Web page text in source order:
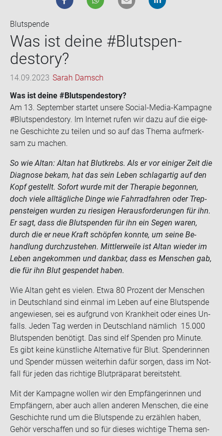
Blutspende
Was ist deine #Blut­spen­
desto­ry?
14.09.2023 Sarah Damsch
Was ist deine #Blut­spen­desto­ry?
Am 13. Sep­tem­ber star­tet un­se­re Social-​Media-Kampagne
#Blut­spen­desto­ry. Im In­ter­net rufen wir dazu auf die ei­ge­
ne Ge­schich­te zu tei­len und so auf das Thema auf­merk­
sam zu ma­chen.
So wie Altan: Altan hat Blut­krebs. Als er vor ei­ni­ger Zeit die
Dia­gno­se bekam, hat das sein Leben schlag­ar­tig auf den
Kopf ge­stellt. So­fort wurde mit der The­ra­pie be­gon­nen,
doch viele all­täg­li­che Dinge wie Fahr­rad­fah­ren oder Trep­
pen­stei­gen wur­den zu rie­si­gen Her­aus­for­de­run­gen für ihn.
Er sagt, dass die Blut­spen­den für ihn ein Segen waren,
durch die er neue Kraft schöp­fen konn­te, um seine Be­
hand­lung durch­zu­ste­hen. Mitt­ler­wei­le ist Altan wie­der im
Leben an­ge­kom­men und dank­bar, dass es Men­schen gab,
die für ihn Blut ge­spen­det haben.
Wie Altan geht es vie­len. Etwa 80 Pro­zent der Men­schen
in Deutsch­land sind ein­mal im Leben auf eine Blut­spen­de
an­ge­wie­sen, sei es auf­grund von Krank­heit oder eines Un­
falls. Jeden Tag wer­den in Deutsch­land näm­lich 15.000
Blut­spen­den be­nö­tigt. Das sind elf Spen­den pro Mi­nu­te.
Es gibt keine künst­li­che Al­ter­na­ti­ve für Blut. Spen­de­rin­nen
und Spen­der müs­sen wei­ter­hin dafür sor­gen, dass im Not­
fall für jeden das rich­ti­ge Blut­prä­pa­rat be­reit­steht.
Mit der Kam­pa­gne wol­len wir den Emp­fän­ge­rin­nen und
Emp­fän­gern, aber auch allen an­de­ren Men­schen, die eine
Ge­schich­te rund um die Blut­spen­de zu er­zäh­len haben,
Gehör ver­schaf­fen und so für die­ses wich­ti­ge Thema sen­